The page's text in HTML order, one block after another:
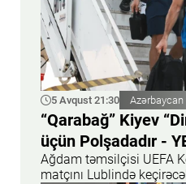
5 Avqust 21:30
“Qarabağ” Kiyev
üçün Polşadadır -
Ağdam təmsilçisi UEFA
matçını Lublində